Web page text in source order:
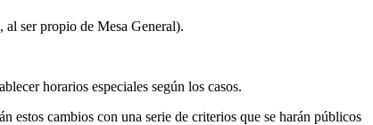
al ser propio de Mesa General).
horarios especiales según los casos.
estos cambios con una serie de criterios que se harán públicos